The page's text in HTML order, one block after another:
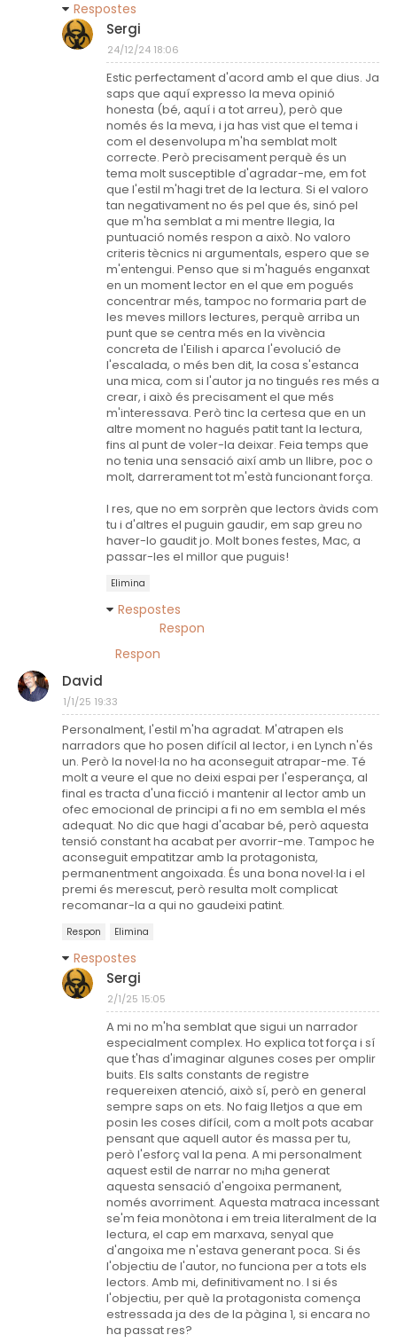
Respostes
Sergi
24/12/24 18:06
Estic perfectament d'acord amb el que dius. Ja
saps que aquí expresso la meva opinió
honesta (bé, aquí i a tot arreu), però que
només és la meva, i ja has vist que el tema i
com el desenvolupa m'ha semblat molt
correcte. Però precisament perquè és un
tema molt susceptible d'agradar-me, em fot
que l'estil m'hagi tret de la lectura. Si el valoro
tan negativament no és pel que és, sinó pel
que m'ha semblat a mi mentre llegia, la
puntuació només respon a això. No valoro
criteris tècnics ni argumentals, espero que se
m'entengui. Penso que si m'hagués enganxat
en un moment lector en el que em pogués
concentrar més, tampoc no formaria part de
les meves millors lectures, perquè arriba un
punt que se centra més en la vivència
concreta de l'Eilish i aparca l'evolució de
l'escalada, o més ben dit, la cosa s'estanca
una mica, com si l'autor ja no tingués res més a
crear, i això és precisament el que més
m'interessava. Però tinc la certesa que en un
altre moment no hagués patit tant la lectura,
fins al punt de voler-la deixar. Feia temps que
no tenia una sensació així amb un llibre, poc o
molt, darrerament tot m'està funcionant força.
I res, que no em sorprèn que lectors àvids com
tu i d'altres el puguin gaudir, em sap greu no
haver-lo gaudit jo. Molt bones festes, Mac, a
passar-les el millor que puguis!
Elimina
Respostes
Respon
Respon
David
1/1/25 19:33
Personalment, l'estil m'ha agradat. M'atrapen els
narradors que ho posen difícil al lector, i en Lynch n'és
un. Però la novel·la no ha aconseguit atrapar-me. Té
molt a veure el que no deixi espai per l'esperança, al
final es tracta d'una ficció i mantenir al lector amb un
ofec emocional de principi a fi no em sembla el més
adequat. No dic que hagi d'acabar bé, però aquesta
tensió constant ha acabat per avorrir-me. Tampoc he
aconseguit empatitzar amb la protagonista,
permanentment angoixada. És una bona novel·la i el
premi és merescut, però resulta molt complicat
recomanar-la a qui no gaudeixi patint.
Respon Elimina
Respostes
Sergi
2/1/25 15:05
A mi no m'ha semblat que sigui un narrador
especialment complex. Ho explica tot força i sí
que t'has d'imaginar algunes coses per omplir
buits. Els salts constants de registre
requereixen atenció, això sí, però en general
sempre saps on ets. No faig lletjos a que em
posin les coses difícil, com a molt pots acabar
pensant que aquell autor és massa per tu,
però l'esforç val la pena. A mi personalment
aquest estil de narrar no m¡ha generat
aquesta sensació d'engoixa permanent,
només avorriment. Aquesta matraca incessant
se'm feia monòtona i em treia literalment de la
lectura, el cap em marxava, senyal que
d'angoixa me n'estava generant poca. Si és
l'objectiu de l'autor, no funciona per a tots els
lectors. Amb mi, definitivament no. I si és
l'objectiu, per què la protagonista comença
estressada ja des de la pàgina 1, si encara no
ha passat res?